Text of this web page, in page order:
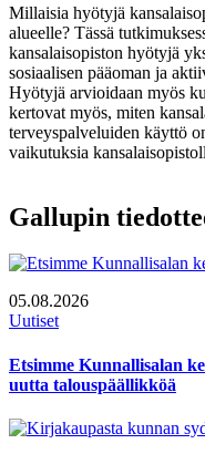
Millaisia hyötyjä
alueelle? Tässä
kansalaisopiston hyötyjä
sosiaalisen pääoman ja
Hyötyjä arvioidaan myös
kertovat myös, miten
terveyspalveluiden käyttö
vaikutuksia
Gallupin
05.08.2026
Uutiset
Etsimme Kunnallisalan
uutta talouspäällikköä